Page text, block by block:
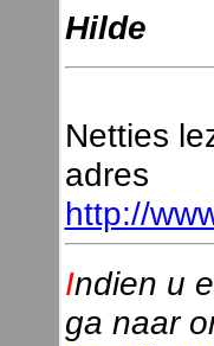
Hilde
Netties
adres
http://
Indien u
ga naar